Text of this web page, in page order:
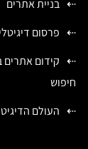
בניית אתרים
פרסום דיגיטלי
קידום אתרים
חיפוש
העולם